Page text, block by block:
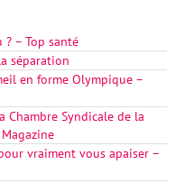
? – Top santé
séparation
en forme Olympique –
Chambre Syndicale de la
vraiment vous apaiser –